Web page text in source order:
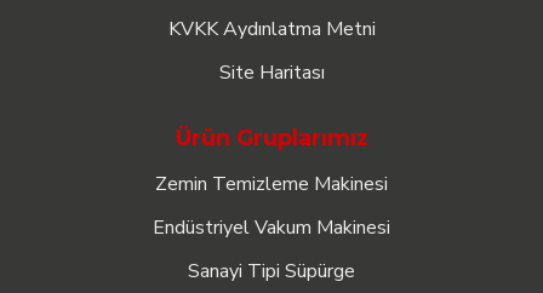
KVKK Aydınlatma Metni
Site Haritası
Ürün Gruplarımız
Zemin Temizleme Makinesi
Endüstriyel Vakum Makinesi
Sanayi Tipi Süpürge